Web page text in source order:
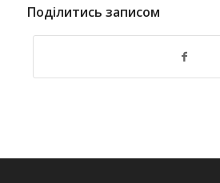
Поділитись записом